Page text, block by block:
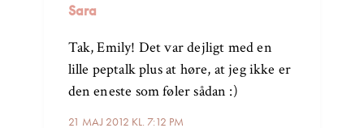
Sara
21 MAJ 2012 KL. 7:12 PM
Tak, Emily! Det var dejligt med en
lille peptalk plus at høre, at jeg ikke er
den eneste som føler sådan :)